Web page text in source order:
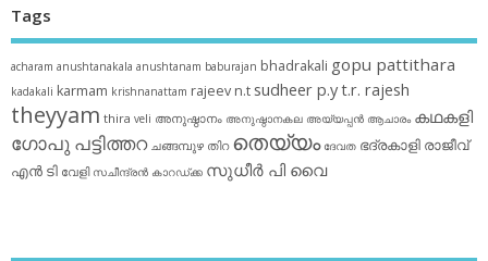
Tags
acharam anushtanakala anushtanam baburajan bhadrakali gopu pattithara
kadakali karmam krishnanattam rajeev n.t sudheer p.yt.r. rajesh
theyyam thira veli അനുഷ്ഠാനം അനുഷ്ഠാനകല അയ്യപ്പന്‍ ആചാരം കഥകളി
ഗോപു പട്ടിത്തറ ചങ്ങമ്പുഴ തിറ തെയ്യം ദേവത ഭദ്രകാളി രാജീവ്
എൻ ടി വേളി സചീന്ദ്രന്‍ കാറഡ്ക്ക സുധീര്‍ പി വൈ